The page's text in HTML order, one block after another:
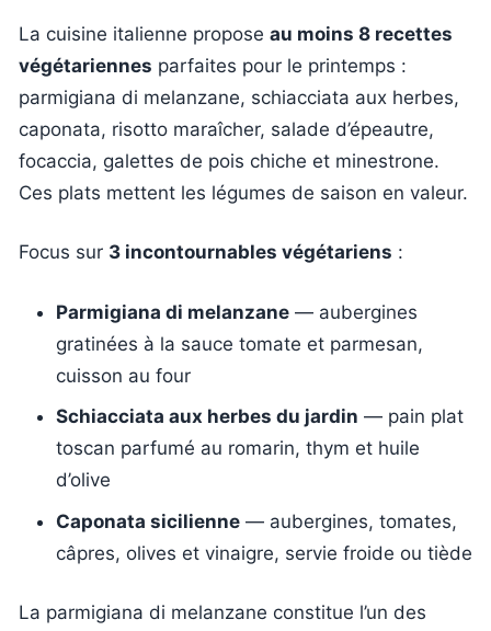
La cuisine italienne propose au moins 8 recettes
végétariennes parfaites pour le printemps :
parmigiana di melanzane, schiacciata aux herbes,
caponata, risotto maraîcher, salade d’épeautre,
focaccia, galettes de pois chiche et minestrone.
Ces plats mettent les légumes de saison en valeur.
Focus sur 3 incontournables végétariens :
Parmigiana di melanzane — aubergines
gratinées à la sauce tomate et parmesan,
cuisson au four
Schiacciata aux herbes du jardin — pain plat
toscan parfumé au romarin, thym et huile
d’olive
Caponata sicilienne — aubergines, tomates,
câpres, olives et vinaigre, servie froide ou tiède
La parmigiana di melanzane constitue l’un des